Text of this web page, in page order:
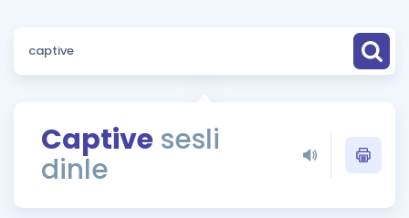
Sözlük
Rehberlik Aracı
ÖSYM Sınav Takvimi
Hakkımızda
Captive sesli
dinle